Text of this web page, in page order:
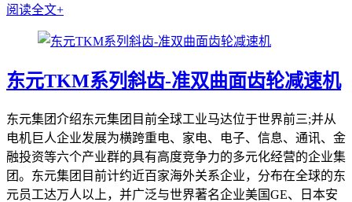
阅读全文+
东元TKM系列斜齿-准双曲面齿轮减速机
东元集团介绍东元集团目前全球工业马达位于世界前三;并从
电机巨人企业发展为横跨重电、家电、电子、信息、通讯、金
融投资等六个产业群的具有高度竞争力的多元化经营的企业集
团。东元集团目前计约近百家海外关系企业，分布在全球的东
元员工达万人以上，并广泛与世界著名企业美国GE、日本安